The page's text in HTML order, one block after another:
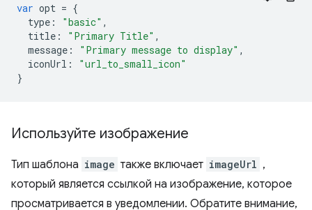
var opt = {
type : "basic" ,
title : "Primary Title" ,
message : "Primary message to display" ,
iconUrl :
"url_to_small_icon"
}
Используйте изображение
Тип шаблона image также включает imageUrl ,
который является ссылкой на изображение, которое
просматривается в уведомлении. Обратите внимание,